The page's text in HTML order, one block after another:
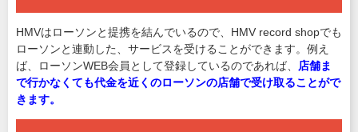
HMVはローソンと提携を結んでいるので、HMV record shopでも
ローソンと連動した、サービスを受けることができます。例え
ば、ローソンWEB会員として登録しているのであれば、
店舗ま
で行かなくても代金を近くのローソンの店舗で受け取ることがで
きます。